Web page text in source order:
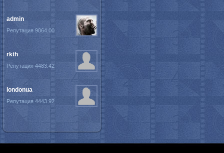
admin
Репутация 9064.00
rkth
Репутация 4483.42
londonua
Репутация 4443.92